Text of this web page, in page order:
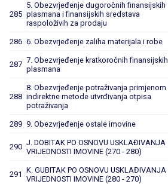
285
5. Obezvrjeđenje dugoročnih finansijskih
plasmana i finansijskih sredstava
raspoloživih za prodaju
286 6. Obezvrjeđenje zaliha materijala i robe
287 7. Obezvrjeđenje kratkoročnih finansijskih
plasmana
288
8. Obezvrjeđenje potraživanja primjenom
indirektne metode utvrđivanja otpisa
potraživanja
289 9. Obezvrjeđenje ostale imovine
290 J. DOBITAK PO OSNOVU USKLAĐIVANJA
VRIJEDNOSTI IMOVINE (270 - 280)
291 K. GUBITAK PO OSNOVU USKLAĐIVANJA
VRIJEDNOSTI IMOVINE (280 - 270)